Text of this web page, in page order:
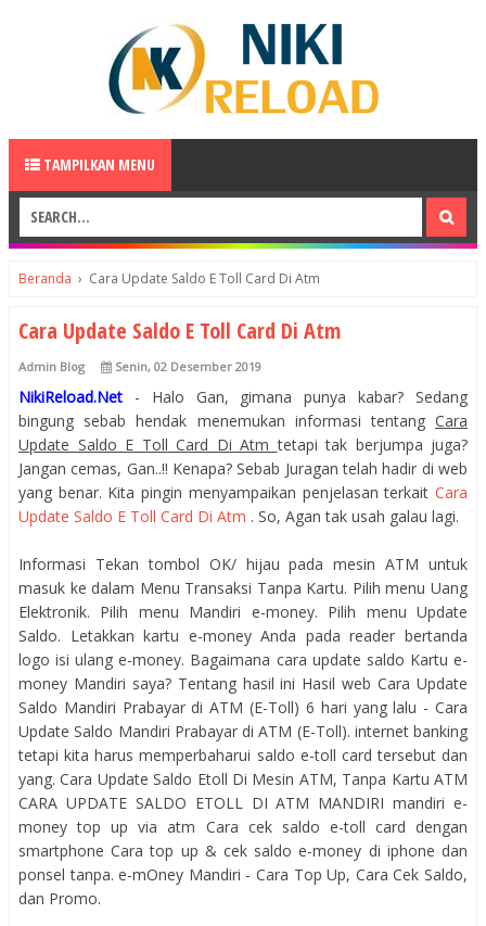
TAMPILKAN MENU
Beranda › Cara Update Saldo E Toll Card Di Atm
Cara Update Saldo E Toll Card Di Atm
Admin Blog Senin, 02 Desember 2019
NikiReload.Net - Halo Gan, gimana punya kabar? Sedang
bingung sebab hendak menemukan informasi tentang Cara
Update Saldo E Toll Card Di Atmtetapi tak berjumpa juga?
Jangan cemas, Gan..!! Kenapa? Sebab Juragan telah hadir di web
yang benar. Kita pingin menyampaikan penjelasan terkait Cara
Update Saldo E Toll Card Di Atm . So, Agan tak usah galau lagi.
Informasi Tekan tombol OK/ hijau pada mesin ATM untuk
masuk ke dalam Menu Transaksi Tanpa Kartu. Pilih menu Uang
Elektronik. Pilih menu Mandiri e-money. Pilih menu Update
Saldo. Letakkan kartu e-money Anda pada reader bertanda
logo isi ulang e-money. Bagaimana cara update saldo Kartu e-
money Mandiri saya? Tentang hasil ini Hasil web Cara Update
Saldo Mandiri Prabayar di ATM (E-Toll) 6 hari yang lalu - Cara
Update Saldo Mandiri Prabayar di ATM (E-Toll). internet banking
tetapi kita harus memperbaharui saldo e-toll card tersebut dan
yang. Cara Update Saldo Etoll Di Mesin ATM, Tanpa Kartu ATM
CARA UPDATE SALDO ETOLL DI ATM MANDIRI mandiri e-
money top up via atm Cara cek saldo e-toll card dengan
smartphone Cara top up & cek saldo e-money di iphone dan
ponsel tanpa. e-mOney Mandiri - Cara Top Up, Cara Cek Saldo,
dan Promo.